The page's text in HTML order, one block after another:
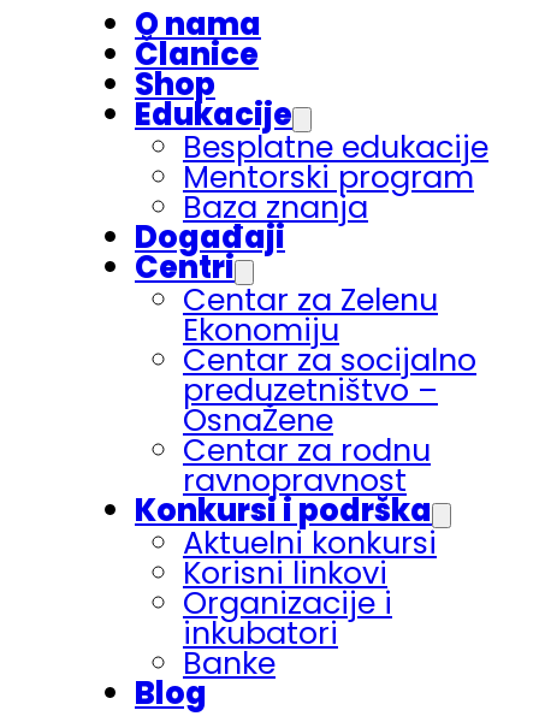
O nama
Članice
Shop
Edukacije
Besplatne edukacije
Mentorski program
Baza znanja
Događaji
Centri
Centar za Zelenu
Ekonomiju
Centar za socijalno
preduzetništvo –
OsnaŽene
Centar za rodnu
ravnopravnost
Konkursi i podrška
Aktuelni konkursi
Korisni linkovi
Organizacije i
inkubatori
Banke
Blog